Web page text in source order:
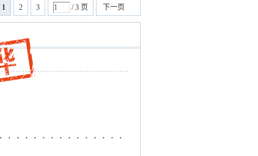
1 2 3 / 3 页 下一页
．．．．．．．．．．．．．